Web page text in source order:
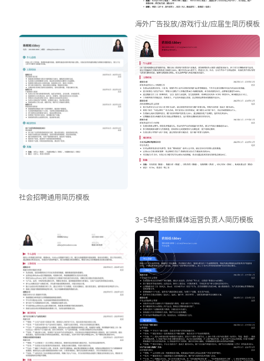
海外广告投放/游戏行业/应届生简历模板
社会招聘通用简历模板
3-5年经验新媒体运营负责人简历模板